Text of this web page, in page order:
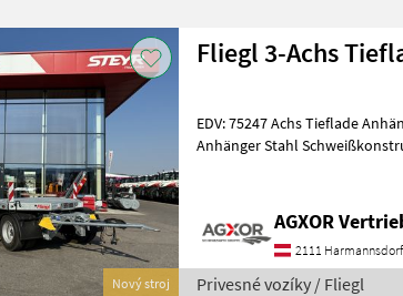
Nový stroj
Fliegl 3-Achs
EDV: 75247 Achs Tieflade Anhänger mit Kröpfung Fahrgestell Tieflade
Anhänger Stahl
AGXOR
2111
Privesné vozíky / Fliegl